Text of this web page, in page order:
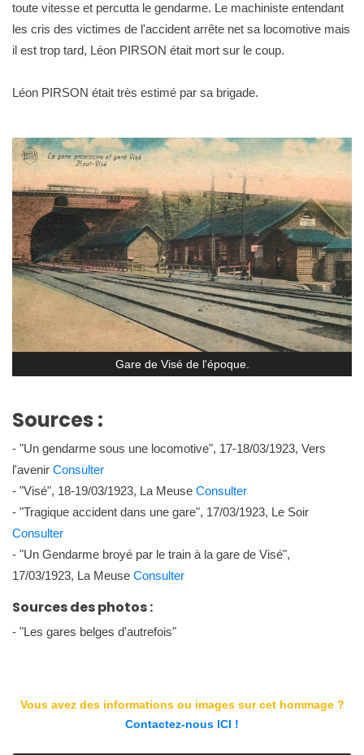
toute vitesse et percutta le gendarme. Le machiniste entendant
les cris des victimes de l'accident arrête net sa locomotive mais
il est trop tard, Léon PIRSON était mort sur le coup.
Léon PIRSON était très estimé par sa brigade.
Gare de Visé de l'époque.
Sources :
- "Un gendarme sous une locomotive", 17-18/03/1923, Vers
l'avenir Consulter
- "Visé", 18-19/03/1923, La Meuse Consulter
- "Tragique accident dans une gare", 17/03/1923, Le Soir
Consulter
- "Un Gendarme broyé par le train à la gare de Visé",
17/03/1923, La Meuse Consulter
Sources des photos :
- "Les gares belges d'autrefois"
Vous avez des informations ou images sur cet hommage ?
Contactez-nous ICI !